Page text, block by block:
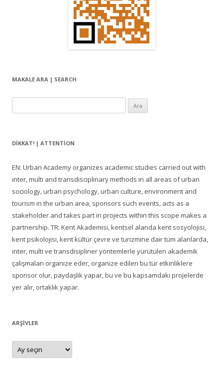
MAKALE ARA | SEARCH
DIKKAT! | ATTENTION
EN: Urban Academy organizes academic studies carried out with
inter, multi and transdisciplinary methods in all areas of urban
sociology, urban psychology, urban culture, environment and
tourism in the urban area, sponsors such events, acts as a
stakeholder and takes part in projects within this scope makes a
partnership. TR: Kent Akademisi, kentsel alanda kent sosyolojisi,
kent psikolojisi, kent kültür çevre ve turizmine dair tüm alanlarda,
inter, multi ve transdisipliner yöntemlerle yürütülen akademik
çalışmaları organize eder, organize edilen bu tür etkinliklere
sponsor olur, paydaşlık yapar, bu ve bu kapsamdaki projelerde
yer alır, ortaklık yapar.
ARŞIVLER
Arşivler